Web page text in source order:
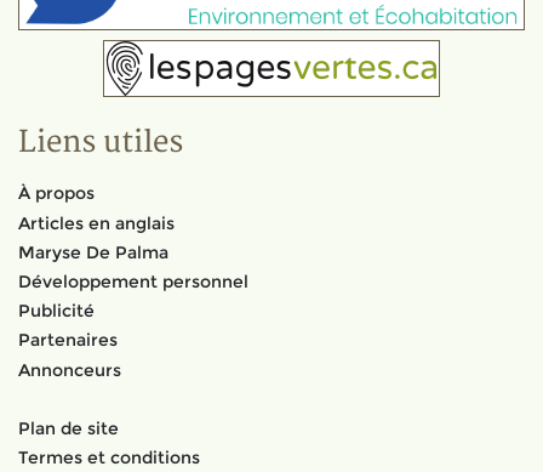
Liens utiles
À propos
Articles en anglais
Maryse De Palma
Développement personnel
Publicité
Partenaires
Annonceurs
Plan de site
Termes et conditions